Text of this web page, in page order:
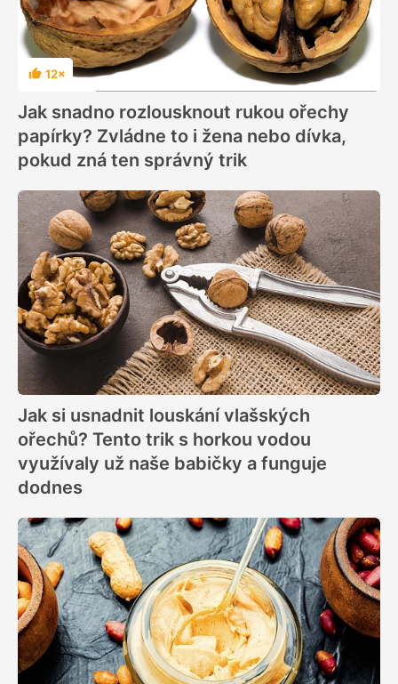
Hodnocení
12×
Jak snadno rozlousknout rukou ořechy
papírky? Zvládne to i žena nebo dívka,
pokud zná ten správný trik
Jak si usnadnit louskání vlašských
ořechů? Tento trik s horkou vodou
využívaly už naše babičky a funguje
dodnes